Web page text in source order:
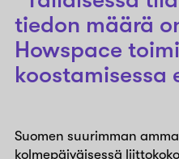
tiedon määrä
Howspace
koostamisessa
Suomen suurimman
kolmepäiväisessä